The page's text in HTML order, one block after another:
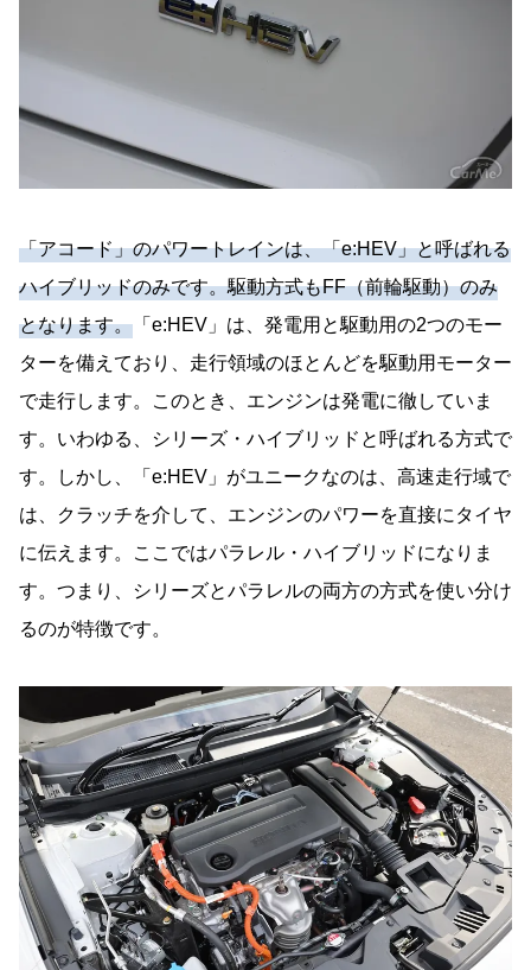
「アコード」のパワートレインは、「e:HEV」と呼ばれる
ハイブリッドのみです。駆動方式もFF（前輪駆動）のみ
となります。 「e:HEV」は、発電用と駆動用の2つのモー
ターを備えており、走行領域のほとんどを駆動用モーター
で走行します。このとき、エンジンは発電に徹していま
す。いわゆる、シリーズ・ハイブリッドと呼ばれる方式で
す。しかし、「e:HEV」がユニークなのは、高速走行域で
は、クラッチを介して、エンジンのパワーを直接にタイヤ
に伝えます。ここではパラレル・ハイブリッドになりま
す。つまり、シリーズとパラレルの両方の方式を使い分け
るのが特徴です。